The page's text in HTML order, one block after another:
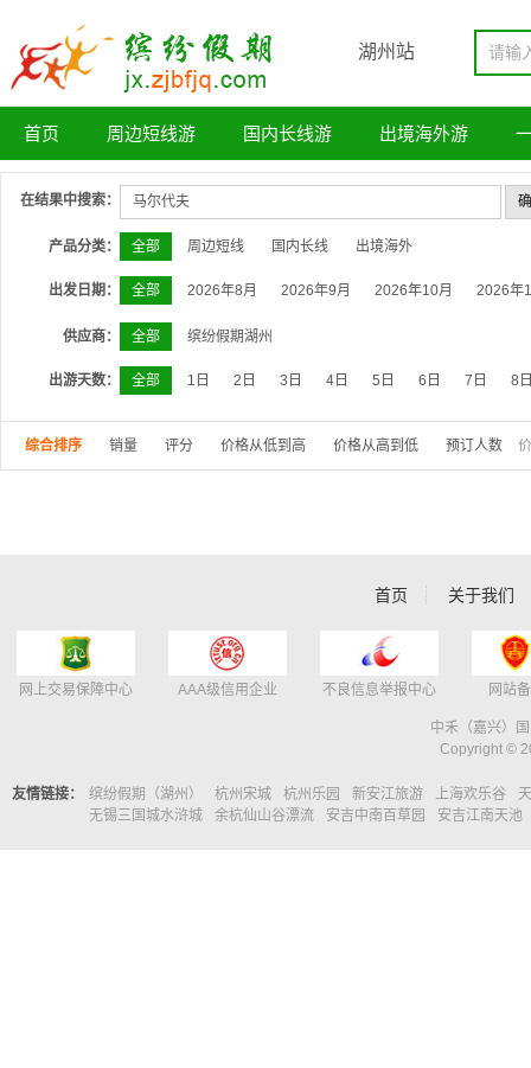
湖州站
首页 周边短线游 国内长线游 出境海外游
在结果中搜索：
产品分类： 全部 周边短线 国内长线 出境海外
出发日期： 全部 2026年8月 2026年9月 2026年10月 2026年
供应商： 全部 缤纷假期湖州
出游天数： 全部 1日 2日 3日 4日 5日 6日 7日 8
综合排序 销量 评分 价格从低到高 价格从高到低 预订人数
首页 关于我们
网上交易保障中心 AAA级信用企业 不良信息举报中心 网站
中禾（嘉兴）
Copyright ©
友情链接： 缤纷假期（湖州） 杭州宋城 杭州乐园 新安江旅游 上海欢乐谷
无锡三国城水浒城
余杭仙山谷漂流 安吉中南百草园 安吉江南天池